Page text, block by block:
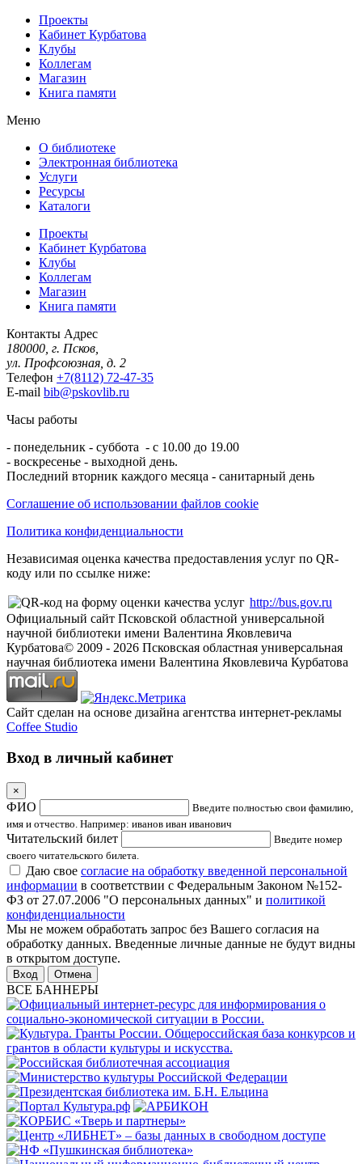
Проекты
Кабинет Курбатова
Клубы
Коллегам
Магазин
Книга памяти
Меню
О библиотеке
Электронная библиотека
Услуги
Ресурсы
Каталоги
Проекты
Кабинет Курбатова
Клубы
Коллегам
Магазин
Книга памяти
Контакты Адрес
180000, г. Псков,
ул. Профсоюзная, д. 2
Телефон +7(8112) 72-47-35
E-mail bib@pskovlib.ru
Часы работы
- понедельник - суббота - с 10.00 до 19.00
- воскресенье - выходной день.
Последний вторник каждого месяца - санитарный день
Соглашение об использовании файлов cookie
Политика конфиденциальности
Независимая оценка качества предоставления услуг по QR-
коду или по ссылке ниже:
http://bus.gov.ru
Официальный сайт Псковской областной универсальной
научной библиотеки имени Валентина Яковлевича
Курбатова© 2009 - 2026 Псковская областная универсальная
научная библиотека имени Валентина Яковлевича Курбатова
Сайт сделан на основе дизайна агентства интернет-рекламы
Coffee Studio
Вход в личный кабинет
×
ФИО
Введите полностью свои фамилию,
имя и отчество. Например: иванов иван иванович
Читательский билет
Введите номер
своего читательского билета.
Даю свое согласие на обработку введенной персональной
информации в соответствии с Федеральным Законом №152-
ФЗ от 27.07.2006 "О персональных данных" и политикой
конфиденциальности
Мы не можем обработать запрос без Вашего согласия на
обработку данных. Введенные личные данные не будут видны
в открытом доступе.
Отмена
ВСЕ БАННЕРЫ